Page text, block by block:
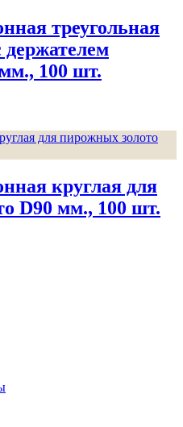
треугольная
100 шт.
круглая для
D90 мм., 100 шт.